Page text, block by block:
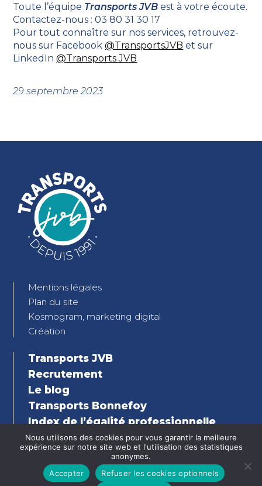
Toute l’équipe Transports JVB est à votre écoute.
Contactez-nous : 03 80 31 30 17
Pour tout connaître sur nos services, retrouvez-
nous sur Facebook@TransportsJVB et sur
LinkedIn@Transports JVB
29 septembre 2023
Mentions légales
Plan du site
Kosmogram, marketing digital
Création
Transports JVB
Recrutement
Le blog
Transports Bonnefoy
Index de l’égalité professionnelle
Femmes-Hommes
Nous utilisons des cookies pour vous garantir la meilleure
expérience sur notre site web et l'utilisation des statistiques
anonymes.
Accepter
Refuser les cookies optionnels